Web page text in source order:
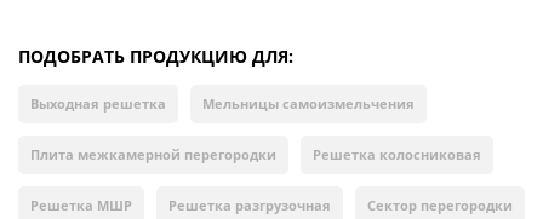
ПОДОБРАТЬ ПРОДУКЦИЮ ДЛЯ:
Выходная решетка Мельницы самоизмельчения
Плита межкамерной перегородки Решетка колосниковая
Решетка МШР Решетка разгрузочная Сектор перегородки